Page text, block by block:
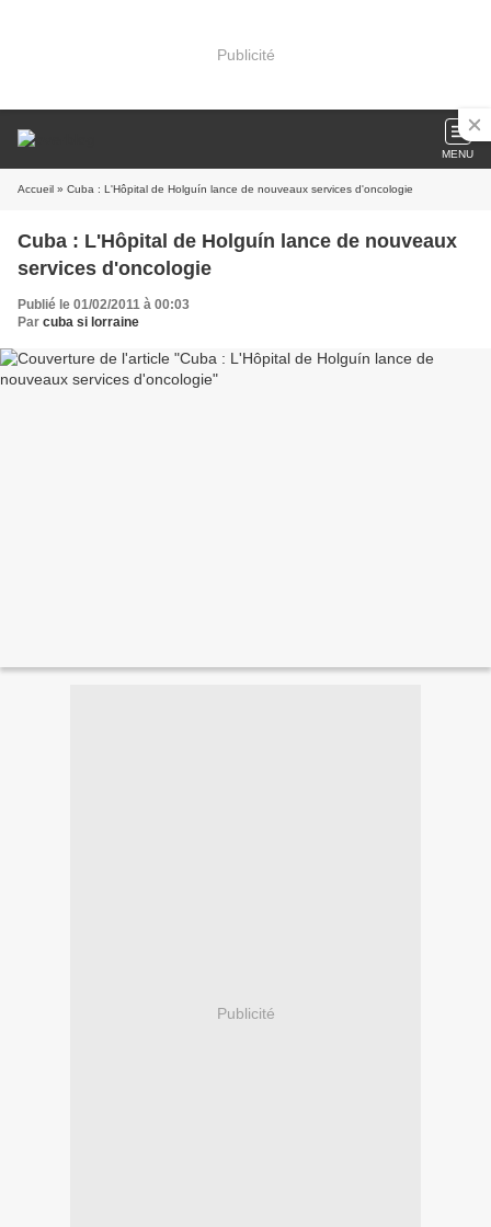
Publicité
MENU
Accueil » Cuba : L'Hôpital de Holguín lance de nouveaux services d'oncologie
Cuba : L'Hôpital de Holguín lance de nouveaux
services d'oncologie
Publié le 01/02/2011 à 00:03
Par cuba si lorraine
Publicité